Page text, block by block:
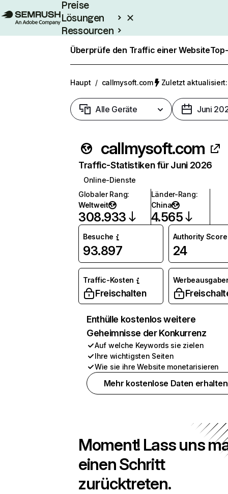
Preise
Lösungen
Ressourcen
Enterprise
Überprüfe den Traffic einer Website
Haupt / callmysoft.com Zuletzt
Alle Geräte Juni
callmysoft.com
Traffic-Statistiken für Juni 2026
Online-Dienste
Globaler Rang:
Weltweit
308.933
Länder-Rang:
China
4.565
Besuche
93.897
Authority Score
24
Traffic-Kosten
Freischalten
Enthülle kostenlos weitere
Geheimnisse der Konkurrenz
Auf welche Keywords sie zielen
Ihre wichtigsten Seiten
Wie sie ihre Website monetarisieren
Mehr kostenlose Daten erhalten
Moment! Lass uns
einen Schritt
zurücktreten.